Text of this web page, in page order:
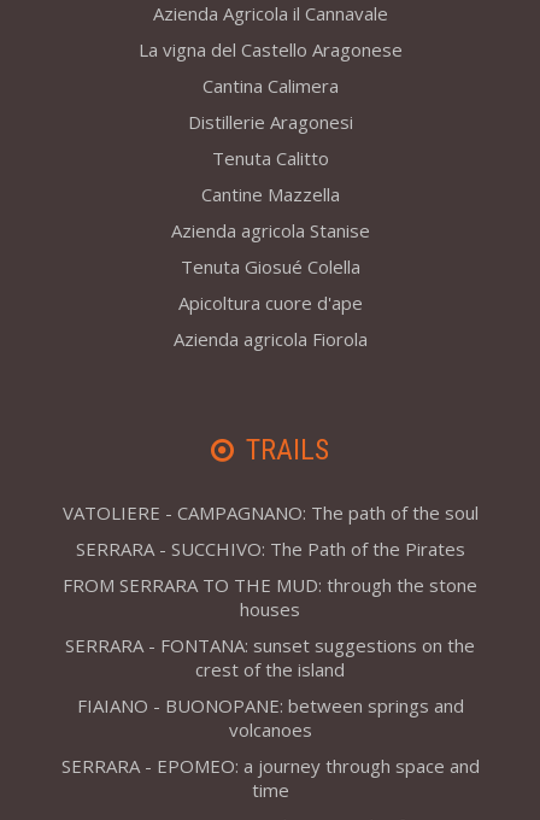
Azienda Agricola il Cannavale
La vigna del Castello Aragonese
Cantina Calimera
Distillerie Aragonesi
Tenuta Calitto
Cantine Mazzella
Azienda agricola Stanise
Tenuta Giosué Colella
Apicoltura cuore d'ape
Azienda agricola Fiorola
TRAILS
VATOLIERE - CAMPAGNANO: The path of the soul
SERRARA - SUCCHIVO: The Path of the Pirates
FROM SERRARA TO THE MUD: through the stone
houses
SERRARA - FONTANA: sunset suggestions on the
crest of the island
FIAIANO - BUONOPANE: between springs and
volcanoes
SERRARA - EPOMEO: a journey through space and
time